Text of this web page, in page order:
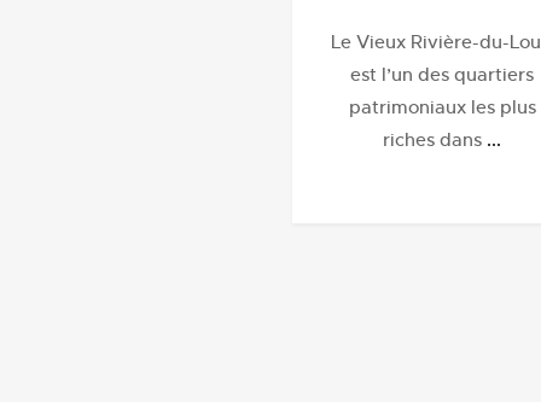
Le Vieux Rivière-du-
est l’un des quartiers
patrimoniaux les plus
riches dans ...